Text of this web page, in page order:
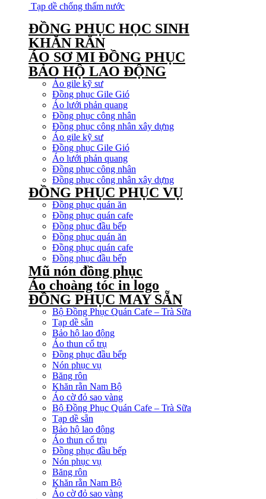
Tạp dề chống thấm nước
ĐỒNG PHỤC HỌC SINH
KHĂN RẰN
ÁO SƠ MI ĐỒNG PHỤC
BẢO HỘ LAO ĐỘNG
Áo gile kỹ sư
Đồng phục Gile Gió
Áo lưới phản quang
Đồng phục công nhân
Đồng phục công nhân xây dựng
Áo gile kỹ sư
Đồng phục Gile Gió
Áo lưới phản quang
Đồng phục công nhân
Đồng phục công nhân xây dựng
ĐỒNG PHỤC PHỤC VỤ
Đồng phục quán ăn
Đồng phục quán cafe
Đồng phục đầu bếp
Đồng phục quán ăn
Đồng phục quán cafe
Đồng phục đầu bếp
Mũ nón đồng phục
Áo choàng tóc in logo
ĐỒNG PHỤC MAY SẴN
Bộ Đồng Phục Quán Cafe – Trà Sữa
Tạp dề sẵn
Bảo hộ lao động
Áo thun cổ trụ
Đồng phục đầu bếp
Nón phục vụ
Băng rôn
Khăn rằn Nam Bộ
Áo cờ đỏ sao vàng
Bộ Đồng Phục Quán Cafe – Trà Sữa
Tạp dề sẵn
Bảo hộ lao động
Áo thun cổ trụ
Đồng phục đầu bếp
Nón phục vụ
Băng rôn
Khăn rằn Nam Bộ
Áo cờ đỏ sao vàng